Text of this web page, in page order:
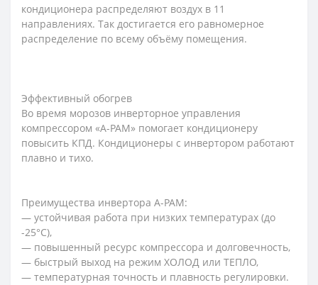
кондиционера распределяют воздух в 11
направлениях. Так достигается его равномерное
распределение по всему объёму помещения.
Эффективный обогрев
Во время морозов инверторное управления
компрессором «A-PAM» помогает кондиционеру
повысить КПД. Кондиционеры с инвертором работают
плавно и тихо.
Преимущества инвертора A-PAM:
— устойчивая работа при низких температурах (до
-25°С),
— повышенный ресурс компрессора и долговечность,
— быстрый выход на режим ХОЛОД или ТЕПЛО,
— температурная точность и плавность регулировки.